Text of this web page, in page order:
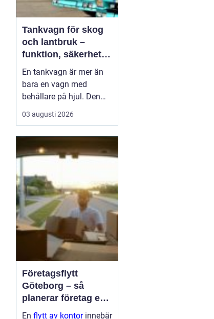
Tankvagn för skog
och lantbruk –
funktion, säkerhet
och smarta val
En tankvagn är mer än
bara en vagn med
behållare på hjul. Den
blir snabbt en
nyckelresurs i vardagen
skog, lantbruk och
entreprenadarbeten. När
eller andra vä...
03 augusti 2026
Företagsflytt
Göteborg – så
planerar företag en
smidig och trygg
En flytt av kontorinnebär